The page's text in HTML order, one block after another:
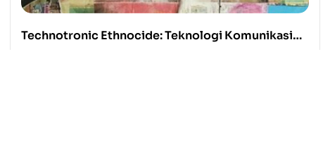
Technotronic Ethnocide: Teknologi Komunikasi